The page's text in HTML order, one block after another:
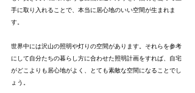
手に取り入れることで、本当に居心地のいい空間が生まれま
す。
世界中には沢山の照明や灯りの空間があります。それらを参考
にして自分たちの暮らし方に合わせた照明計画をすれば、自宅
がどこよりも居心地がよく、とても素敵な空間になることでし
ょう。